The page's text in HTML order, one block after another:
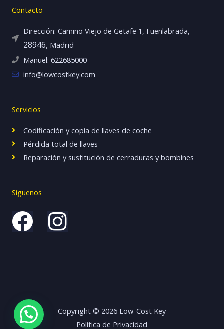
Contacto
Dirección: Camino Viejo de Getafe 1, Fuenlabrada,
28946, Madrid
Manuel: 622685000
info@lowcostkey.com
Servicios
Codificación y copia de llaves de coche
Pérdida total de llaves
Reparación y sustitución de cerraduras y bombines
Síguenos
F
a
b
o
I
n
g
Copyright © 2026 Low-Cost Key
Política de Privacidad